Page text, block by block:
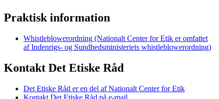
Praktisk information
Whistleblowerordning (Nationalt Center for Etik er omfattet
af Indenrigs- og Sundhedsministeriets whistleblowerordning)
Kontakt Det Etiske Råd
Det Etiske Råd er en del af Nationalt Center for Etik
Kontakt Det Etiske Råd på e-mail